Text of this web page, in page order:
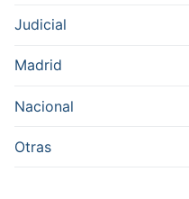
Judicial
Madrid
Nacional
Otras